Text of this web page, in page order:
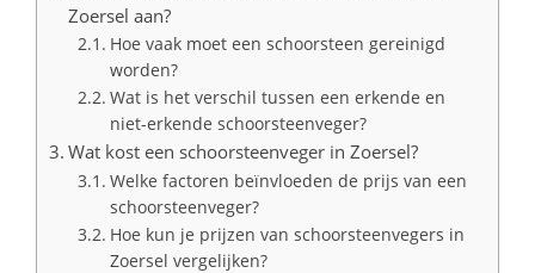
Zoersel aan?
Hoe vaak moet een schoorsteen gereinigd
worden?
Wat is het verschil tussen een erkende en
niet-erkende schoorsteenveger?
Wat kost een schoorsteenveger in Zoersel?
Welke factoren beïnvloeden de prijs van een
schoorsteenveger?
Hoe kun je prijzen van schoorsteenvegers in
Zoersel vergelijken?